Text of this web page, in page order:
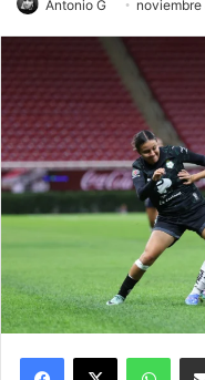
Antonio G
Facebook
X